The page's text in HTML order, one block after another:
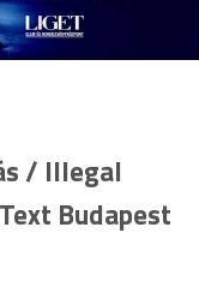
/ Illegal
Budapest